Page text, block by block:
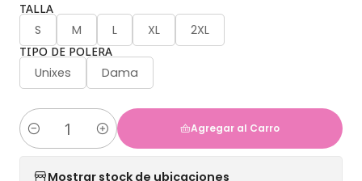
TALLA
S M L XL 2XL
TIPO DE POLERA
Unixes Dama
Cantidad
Agregar al Carro
Mostrar stock de ubicaciones